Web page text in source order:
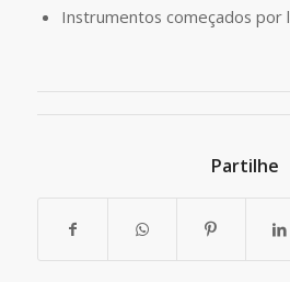
Instrumentos começados por l
Partilhe